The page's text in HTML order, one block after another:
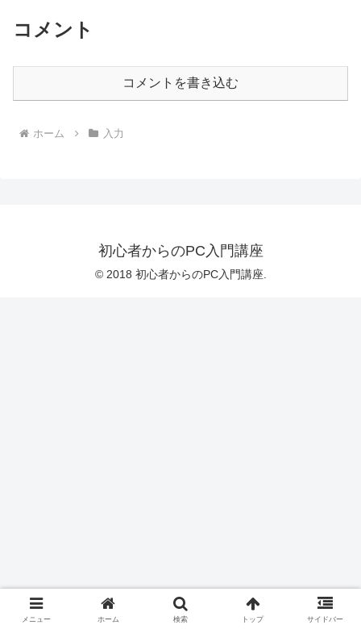
コメント
コメントを書き込む
ホーム 入力
初心者からのPC入門講座
© 2018 初心者からのPC入門講座.
メニュー ホーム 検索 トップ サイドバー